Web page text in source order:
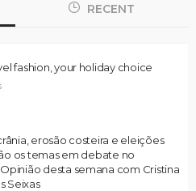
RECENT
fashion, your holiday choice
erosão costeira e eleições
os temas em debate no
desta semana com Cristina
Seixas